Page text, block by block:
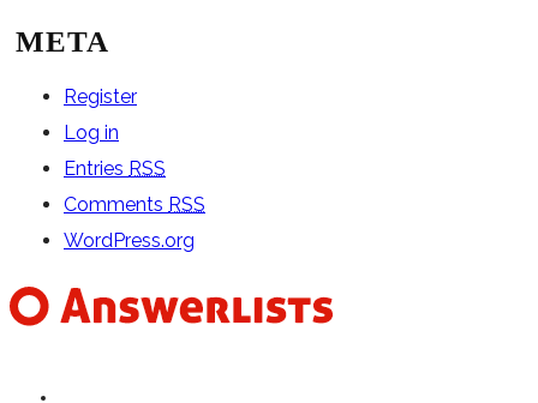
META
Register
Log in
Entries RSS
Comments RSS
WordPress.org